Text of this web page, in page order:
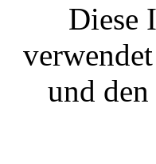
Diese
und